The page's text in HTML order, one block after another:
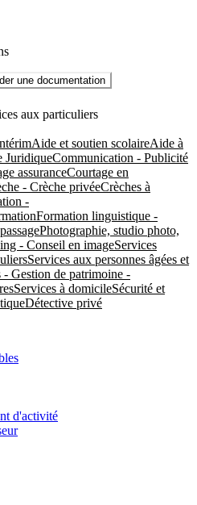
une documentation
aux particuliers
Aide et soutien scolaireAide à
JuridiqueCommunication - Publicité
assuranceCourtage en
- Crèche privéeCrèches à
-
Formation linguistique -
Photographie, studio photo,
- Conseil en imageServices
Services aux personnes âgées et
- Gestion de patrimoine -
Services à domicileSécurité et
Détective privé
d'activité